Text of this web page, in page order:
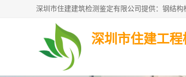
深圳市住建工